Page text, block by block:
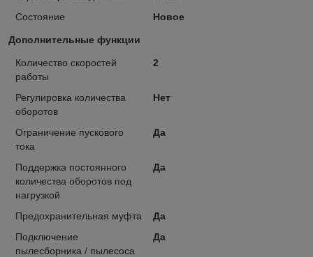
Состояние
Новое
Дополнительные функции
Количество скоростей
работы
2
Регулировка количества
оборотов
Нет
Ограничение пускового
тока
Да
Поддержка постоянного
количества оборотов под
нагрузкой
Да
Предохранительная муфта
Да
Подключение
пылесборника / пылесоса
Да